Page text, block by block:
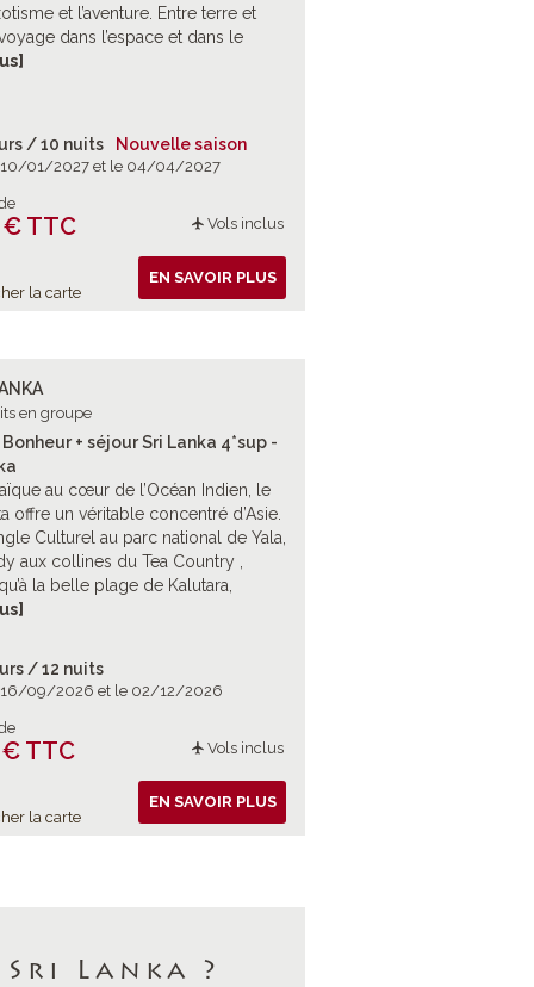
et l’aventure. Entre terre et
dans l’espace et dans le
royaume du thé et de Bouddha.
/ 10 nuits Nouvelle saison
10/01/2027 et le 04/04/2027
TTC Vols inclus
la carte
EN SAVOIR PLUS
en groupe
+ séjour Sri Lanka 4*sup -
au cœur de l’Océan Indien, le
offre un véritable concentré d’Asie.
Culturel au parc national de Yala,
aux collines du Tea Country ,
la belle plage de Kalutara,
pour un voyage majuscule.
/ 12 nuits
16/09/2026 et le 02/12/2026
TTC Vols inclus
la carte
EN SAVOIR PLUS
Lanka ?